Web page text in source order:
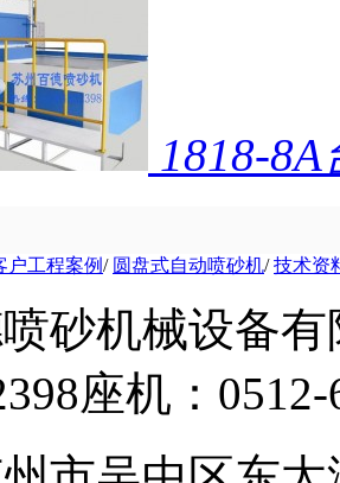
1818-
户工程案例/ 圆盘式自动喷砂机/技术资
砂机械设备有
座机：0512-